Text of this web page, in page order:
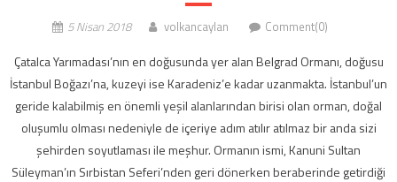
5 Nisan 2018 volkancaylan Comment(0)
Çatalca Yarımadası’nın en doğusunda yer alan Belgrad Ormanı, doğusu
İstanbul Boğazı’na, kuzeyi ise Karadeniz’e kadar uzanmakta. İstanbul’un
geride kalabilmiş en önemli yeşil alanlarından birisi olan orman, doğal
oluşumlu olması nedeniyle de içeriye adım atılır atılmaz bir anda sizi
şehirden soyutlaması ile meşhur. Ormanın ismi, Kanuni Sultan
Süleyman’ın Sırbistan Seferi’nden geri dönerken beraberinde getirdiği